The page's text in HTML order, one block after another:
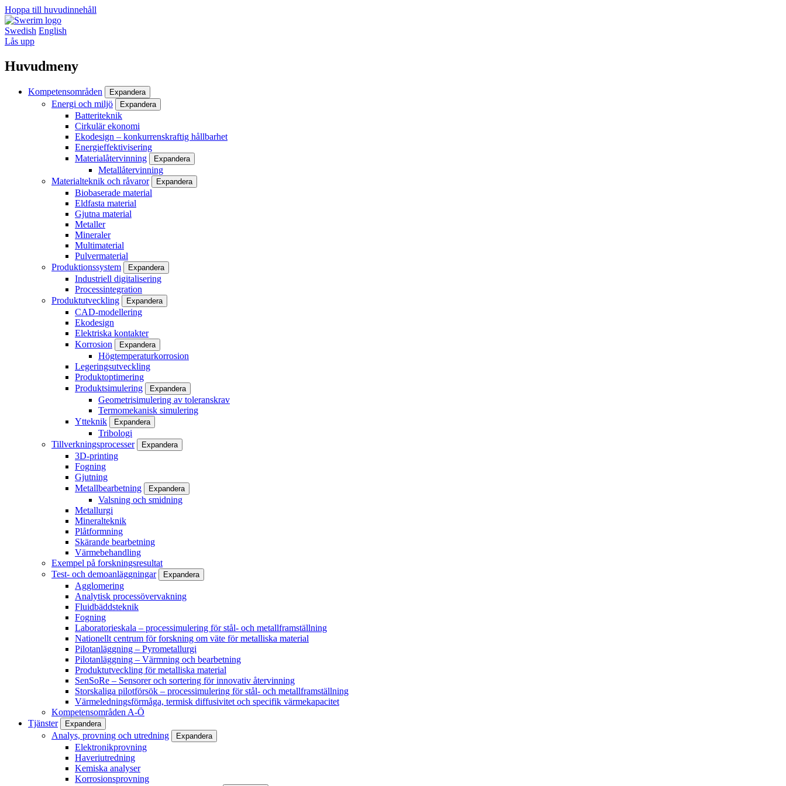
Hoppa till huvudinnehåll
Swedish English
Lås upp
Huvudmeny
Kompetensområden Expandera
Energi och miljö Expandera
Batteriteknik
Cirkulär ekonomi
Ekodesign – konkurrenskraftig hållbarhet
Energieffektivisering
Materialåtervinning
Expandera
Metallåtervinning
Materialteknik och råvaror
Expandera
Biobaserade material
Eldfasta material
Gjutna material
Metaller
Mineraler
Multimaterial
Pulvermaterial
Produktionssystem
Expandera
Industriell digitalisering
Processintegration
Produktutveckling
Expandera
CAD-modellering
Ekodesign
Elektriska kontakter
Korrosion
Expandera
Högtemperaturkorrosion
Legeringsutveckling
Produktoptimering
Produktsimulering
Expandera
Geometrisimulering av toleranskrav
Termomekanisk simulering
Ytteknik
Expandera
Tribologi
Tillverkningsprocesser
Expandera
3D-printing
Fogning
Gjutning
Metallbearbetning
Expandera
Valsning och smidning
Metallurgi
Mineralteknik
Plåtformning
Skärande bearbetning
Värmebehandling
Exempel på forskningsresultat
Test- och demoanläggningar
Expandera
Agglomering
Analytisk processövervakning
Fluidbäddsteknik
Fogning
Laboratorieskala – processimulering för stål- och metallframställning
Nationellt centrum för forskning om väte för metalliska material
Pilotanläggning – Pyrometallurgi
Pilotanläggning – Värmning och bearbetning
Produktutveckling för metalliska material
SenSoRe – Sensorer och sortering för innovativ återvinning
Storskaliga pilotförsök – processimulering för stål- och metallframställning
Värmeledningsförmåga, termisk diffusivitet och specifik värmekapacitet
Kompetensområden A-Ö
Tjänster
Expandera
Analys, provning och utredning Expandera
Elektronikprovning
Haveriutredning
Kemiska analyser
Korrosionsprovning